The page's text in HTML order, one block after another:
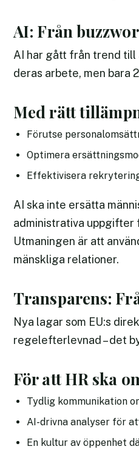
AI: Från
AI har gått från trend till
deras arbete, men bara
Med rätt
Förutse
Optimera
Effektivisera
AI ska inte ersätta
administrativa
Utmaningen är att
mänskliga relationer.
Transparens:
Nya lagar som EU:s
regelefterlevnad – det
För att HR ska
Tydlig kommunikation
AI-drivna analyser för
En kultur av öppenhet